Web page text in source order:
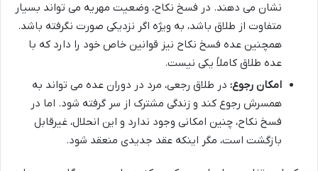
نشان می دهند. در فسخ نکاح، وضعیت مهریه می تواند بسیار
متفاوت از طلاق باشد، به ویژه اگر نزدیکی صورت نگرفته باشد.
همچنین عده فسخ نکاح نیز قوانین خاص خود را دارد که با
عده طلاق کاملاً یکی نیست.
امکان رجوع: در طلاق رجعی، مرد در دوران عده می تواند به
همسرش رجوع کند و زندگی مشترک از سر گرفته شود. اما در
فسخ نکاح، چنین امکانی وجود ندارد و این انحلال، غیرقابل
بازگشت است، مگر اینکه عقد جدیدی منعقد شود.